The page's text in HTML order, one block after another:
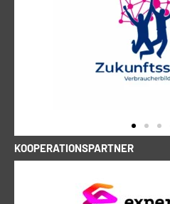
KOOPERATIONSPARTNER